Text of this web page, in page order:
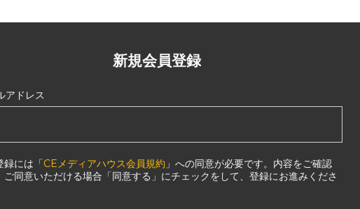
新規会員登録
アドレス
録には「CEメディアハウス会員規約 」への同意が必要です。内容をご確認
ご同意いただける場合「同意する」にチェックをして、登録にお進みくださ